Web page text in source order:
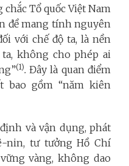
chắc Tổ quốc Việt Nam
đề mang tính nguyên
với chế độ ta, là nền
không cho phép ai
(1). Đây là quan điểm
bao gồm “năm kiên
và vận dụng, phát
nin, tư tưởng Hồ Chí
vàng, không dao